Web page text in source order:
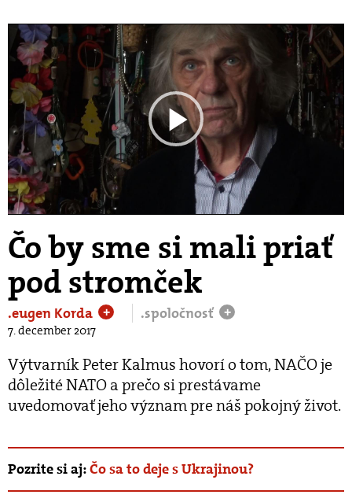
Play
Video
Čo by sme si mali priať
pod stromček
.eugen Korda + .spoločnosť +
7. december 2017
Výtvarník Peter Kalmus hovorí o tom, NAČO je
dôležité NATO a prečo si prestávame
uvedomovať jeho význam pre náš pokojný život.
Pozrite si aj:Čo sa to deje s Ukrajinou?